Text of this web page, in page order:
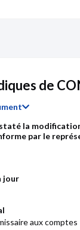
de
la
par le
jour
aux comptes